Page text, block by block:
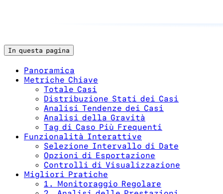
In questa pagina
Panoramica
Metriche Chiave
Totale Casi
Distribuzione Stati dei Casi
Analisi Tendenze dei Casi
Analisi della Gravità
Tag di Caso Più Frequenti
Funzionalità Interattive
Selezione Intervallo di Date
Opzioni di Esportazione
Controlli di Visualizzazione
Migliori Pratiche
1. Monitoraggio Regolare